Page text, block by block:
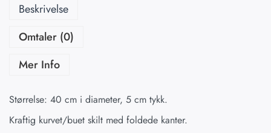
Beskrivelse
Omtaler (0)
Mer Info
Størrelse: 40 cm i diameter, 5 cm tykk.
Kraftig kurvet/buet skilt med foldede kanter.